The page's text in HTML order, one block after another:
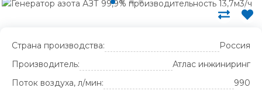
Страна производства:
Россия
Производитель:
Атлас инжиниринг
Поток воздуха, л/мин:
990